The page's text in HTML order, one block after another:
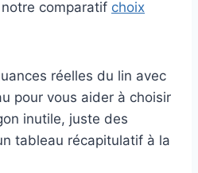
comparatif choix
réelles du lin avec
pour vous aider à choisir
inutile, juste des
tableau récapitulatif à la